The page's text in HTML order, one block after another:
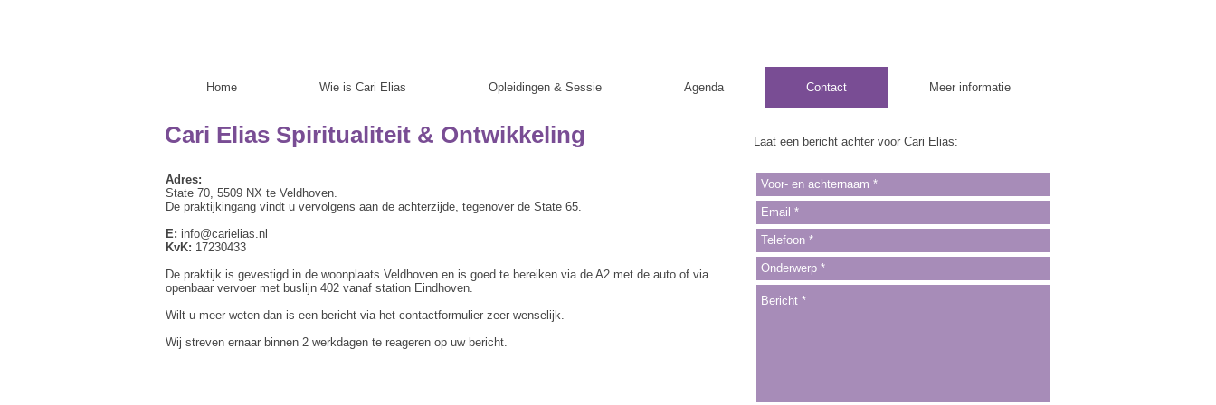
Home Wie is Cari Elias Opleidingen & Sessie Agenda Contact Meer informatie
Cari Elias Spiritualiteit & Ontwikkeling Laat een bericht achter voor Cari Elias:
Adres:
State 70, 5509 NX te Veldhoven.
De praktijkingang vindt u vervolgens aan de achterzijde, tegenover de State 65.
E: info@carielias.nl
KvK: 17230433
De praktijk is gevestigd in de woonplaats Veldhoven en is goed te bereiken via de A2 met de auto of via
openbaar vervoer met buslijn 402 vanaf station Eindhoven.
Wilt u meer weten dan is een bericht via het contactformulier zeer wenselijk.
Wij streven ernaar binnen 2 werkdagen te reageren op uw bericht.